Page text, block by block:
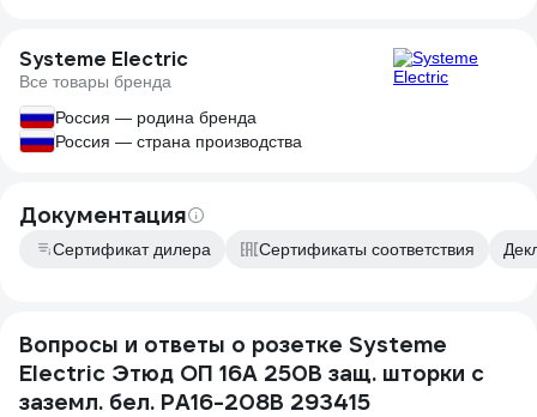
Systeme Electric
Все товары бренда
Россия — родина бренда
Россия — страна производства
Документация
Сертификат дилера Сертификаты соответствия
Вопросы и ответы о розетке Systeme
Electric Этюд ОП 16А 250В защ. шторки с
заземл. бел. PA16-208B 293415